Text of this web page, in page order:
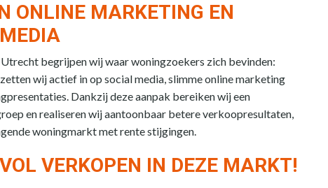
ONLINE MARKETING EN
begrijpen wij waar woningzoekers zich bevinden:
wij actief in op social media, slimme online marketing
Dankzij deze aanpak bereiken wij een
en realiseren wij aantoonbaar betere verkoopresultaten,
woningmarkt met rente stijgingen.
VERKOPEN IN DEZE MARKT!